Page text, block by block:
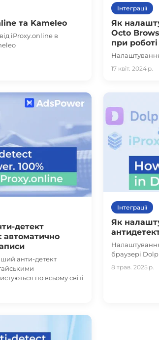
та Kameleo
iProxy.online в
Інтеграції
Як
Octo
при
17 квіт. 2024 р.
детект
автоматично
анти-детект
по всьому світі
Інтеграції
Як
браузері
8 трав. 2025 р.